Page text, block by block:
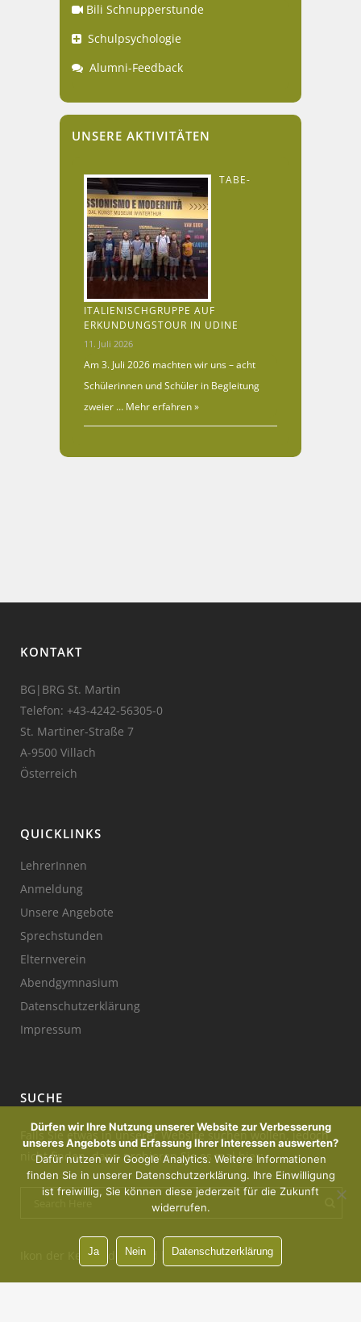
Bili Schnupperstunde
Schulpsychologie
Alumni-Feedback
UNSERE AKTIVITÄTEN
TABE-
ITALIENISCHGRUPPE AUF
ERKUNDUNGSTOUR IN UDINE
11. Juli 2026
Am 3. Juli 2026 machten wir uns – acht
Schülerinnen und Schüler in Begleitung
zweier … Mehr erfahren »
KONTAKT
BG|BRG St. Martin
Telefon: +43-4242-56305-0
St. Martiner-Straße 7
A-9500 Villach
Österreich
QUICKLINKS
LehrerInnen
Anmeldung
Unsere Angebote
Sprechstunden
Elternverein
Abendgymnasium
Datenschutzerklärung
Impressum
SUCHE
Falls Sie etwas in unserer Website suchen wollen, jedoch
nicht finden, dann probieren Sie es mal hier:
Ikon der Kerze : designed by Freepik
Dürfen wir Ihre Nutzung unserer Website zur Verbesserung
unseres Angebots und Erfassung Ihrer Interessen auswerten?
Dafür nutzen wir Google Analytics. Weitere Informationen
finden Sie in unserer Datenschutzerklärung. Ihre Einwilligung
ist freiwillig, Sie können diese jederzeit für die Zukunft
widerrufen.
Ja Nein Datenschutzerklärung